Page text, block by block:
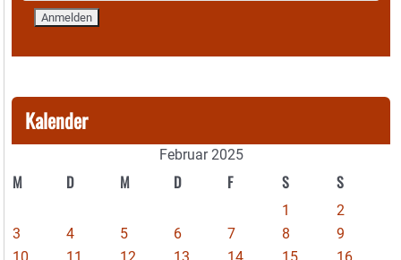
Kalender
Februar 2025
M D M D F S S
1
2
3
4 5 6 7 8
9
10
11 12 13 14 15
16